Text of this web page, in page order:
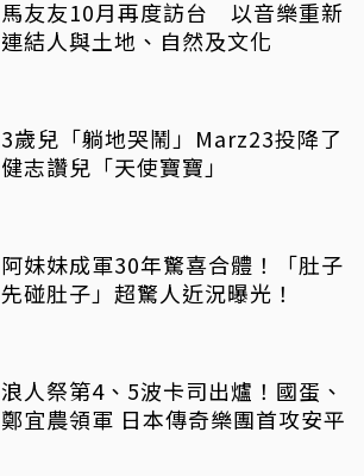
馬友友10月再度訪台 以音樂重新
連結人與土地、自然及文化
3歲兒「躺地哭鬧」Marz23投降了
健志讚兒「天使寶寶」
阿妹妹成軍30年驚喜合體！「肚子
先碰肚子」超驚人近況曝光！
浪人祭第4、5波卡司出爐！國蛋、
鄭宜農領軍 日本傳奇樂團首攻安平